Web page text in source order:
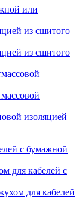
или
из сшитого
из сшитого
изоляцией
с бумажной
для кабелей с
для кабелей